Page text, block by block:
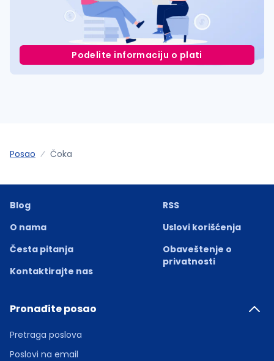
Podelite informaciju o plati
Posao Čoka
Blog
O nama
Česta pitanja
Kontaktirajte nas
RSS
Uslovi korišćenja
Obaveštenje o
privatnosti
Pronađite posao
Pretraga poslova
Poslovi na email